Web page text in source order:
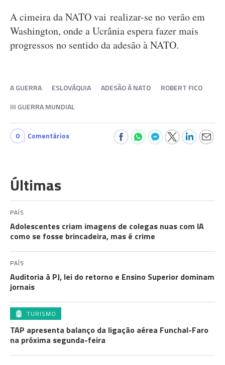
A cimeira da NATO vai realizar-se no verão em
Washington, onde a Ucrânia espera fazer mais
progressos no sentido da adesão à NATO.
A GUERRA ESLOVÁQUIA ADESÃO À NATO
ROBERT FICO
III GUERRA MUNDIAL
0 Comentários
Últimas
PAÍS
Adolescentes criam imagens de colegas nuas com IA
como se fosse brincadeira, mas é crime
PAÍS
Auditoria à PJ, lei do retorno e Ensino Superior dominam
jornais
TURISMO
TAP apresenta balanço da ligação aérea Funchal-Faro
na próxima segunda-feira